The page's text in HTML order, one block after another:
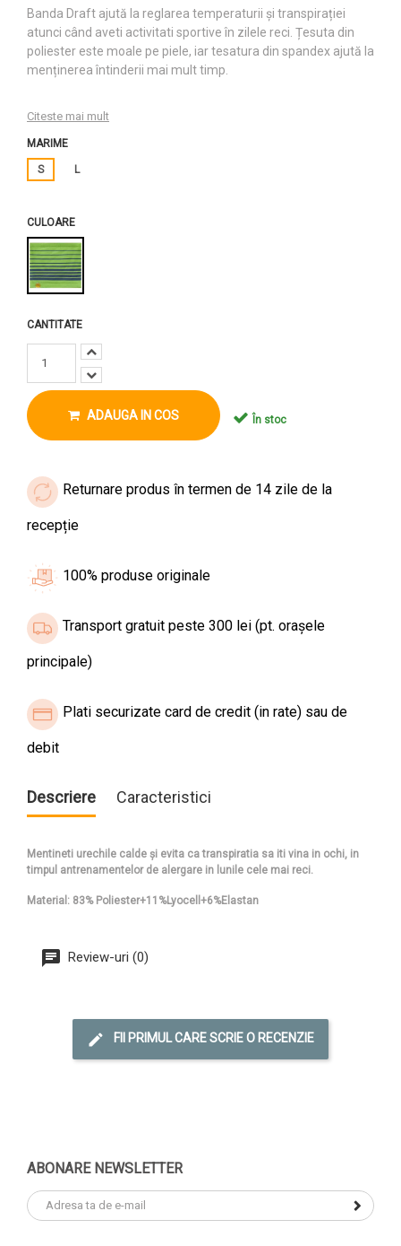
Banda Draft ajută la reglarea temperaturii și transpirației
atunci când aveti activitati sportive în zilele reci. Țesuta din
poliester este moale pe piele, iar tesatura din spandex ajută la
menținerea întinderii mai mult timp.
Citeste mai mult
MARIME
S L
CULOARE
CANTITATE
ADAUGA IN COS În stoc
Returnare produs în termen de 14 zile de la
recepție
100% produse originale
Transport gratuit peste 300 lei (pt. orașele
principale)
Plati securizate card de credit (in rate) sau de
debit
Descriere Caracteristici
Mentineti urechile calde și evita ca transpiratia sa iti vina in ochi, in
timpul antrenamentelor de alergare in lunile cele mai reci.
Material: 83% Poliester+11%Lyocell+6%Elastan
Review-uri (0)
FII PRIMUL CARE SCRIE O RECENZIE
ABONARE NEWSLETTER